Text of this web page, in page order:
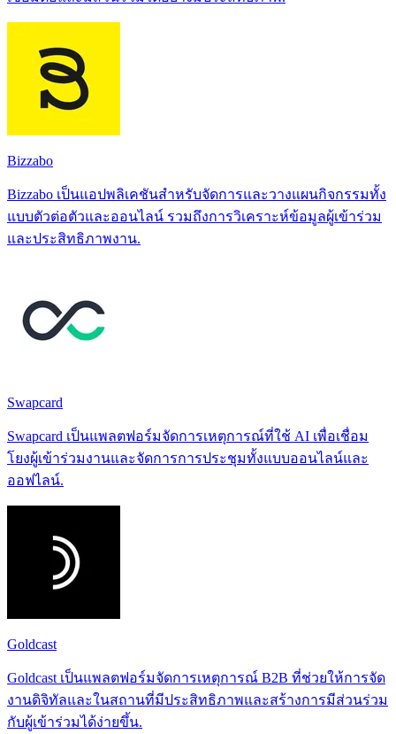
Bizzabo
Bizzabo เป็นแอปพลิเคชันสำหรับจัดการและวางแผนกิจกรรมทั้ง
แบบตัวต่อตัวและออนไลน์ รวมถึงการวิเคราะห์ข้อมูลผู้เข้าร่วม
และประสิทธิภาพงาน.
Swapcard
Swapcard เป็นแพลตฟอร์มจัดการเหตุการณ์ที่ใช้ AI เพื่อเชื่อม
โยงผู้เข้าร่วมงานและจัดการการประชุมทั้งแบบออนไลน์และ
ออฟไลน์.
Goldcast
Goldcast เป็นแพลตฟอร์มจัดการเหตุการณ์ B2B ที่ช่วยให้การจัด
งานดิจิทัลและในสถานที่มีประสิทธิภาพและสร้างการมีส่วนร่วม
กับผู้เข้าร่วมได้ง่ายขึ้น.